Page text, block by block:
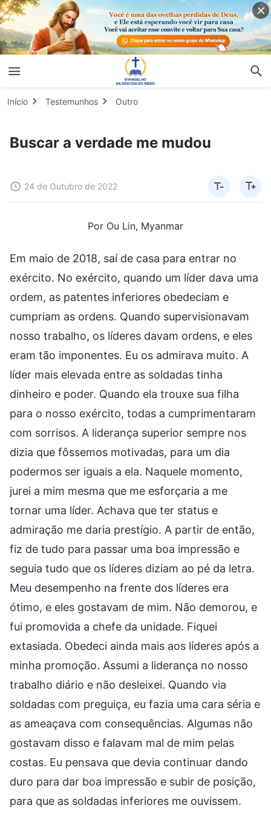
Início Testemunhos Outro
Buscar a verdade me mudou
24 de Outubro de 2022
Por Ou Lin, Myanmar
Em maio de 2018, saí de casa para entrar no
exército. No exército, quando um líder dava uma
ordem, as patentes inferiores obedeciam e
cumpriam as ordens. Quando supervisionavam
nosso trabalho, os líderes davam ordens, e eles
eram tão imponentes. Eu os admirava muito. A
líder mais elevada entre as soldadas tinha
dinheiro e poder. Quando ela trouxe sua filha
para o nosso exército, todas a cumprimentaram
com sorrisos. A liderança superior sempre nos
dizia que fôssemos motivadas, para um dia
podermos ser iguais a ela. Naquele momento,
jurei a mim mesma que me esforçaria a me
tornar uma líder. Achava que ter status e
admiração me daria prestígio. A partir de então,
fiz de tudo para passar uma boa impressão e
seguia tudo que os líderes diziam ao pé da letra.
Meu desempenho na frente dos líderes era
ótimo, e eles gostavam de mim. Não demorou, e
fui promovida a chefe da unidade. Fiquei
extasiada. Obedeci ainda mais aos líderes após a
minha promoção. Assumi a liderança no nosso
trabalho diário e não desleixei. Quando via
soldadas com preguiça, eu fazia uma cara séria e
as ameaçava com consequências. Algumas não
gostavam disso e falavam mal de mim pelas
costas. Eu pensava que devia continuar dando
duro para dar boa impressão e subir de posição,
para que as soldadas inferiores me ouvissem.